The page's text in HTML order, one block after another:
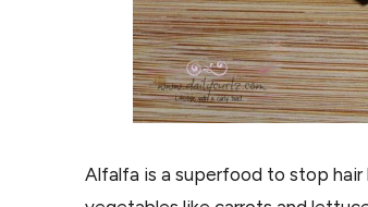
Alfalfa is a superfood to stop hair